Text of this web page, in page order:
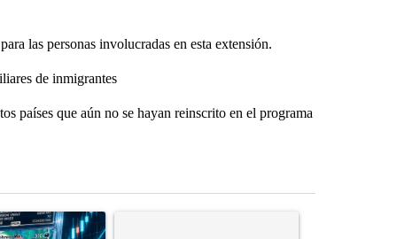
las personas involucradas en esta extensión.
de inmigrantes
países que aún no se hayan reinscrito en el programa
7 days.
titled "The $10K experiment: Comparing returns across